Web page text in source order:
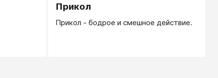
Прикол
Прикол - бодрое и смешное действие.